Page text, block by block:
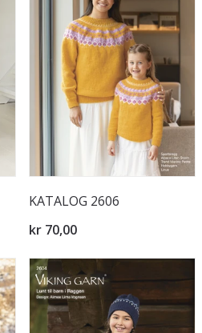
KATALOG 2606
kr 70,00